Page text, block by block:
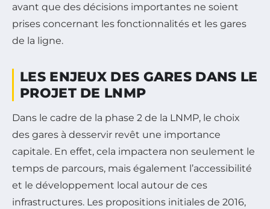
avant que des décisions importantes ne soient
prises concernant les fonctionnalités et les gares
de la ligne.
LES ENJEUX DES GARES DANS LE
PROJET DE LNMP
Dans le cadre de la phase 2 de la LNMP, le choix
des gares à desservir revêt une importance
capitale. En effet, cela impactera non seulement le
temps de parcours, mais également l’accessibilité
et le développement local autour de ces
infrastructures. Les propositions initiales de 2016,